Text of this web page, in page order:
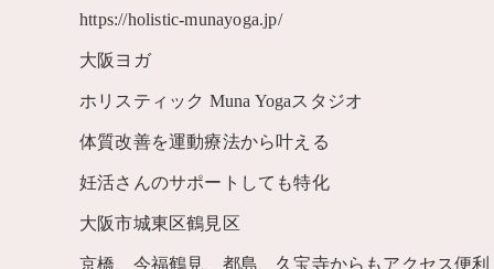
https://holistic-munayoga.jp/
大阪ヨガ
ホリスティック Muna Yogaスタジオ
体質改善を運動療法から叶える
妊活さんのサポートしても特化
大阪市城東区鶴見区
京橋、今福鶴見、都島、久宝寺からもアクセス便利